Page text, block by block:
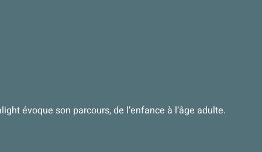
évoque son parcours, de l’enfance à l’âge adulte.